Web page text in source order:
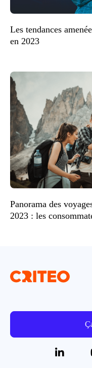
Les tendances
en 2023
Panorama des
2023 : les